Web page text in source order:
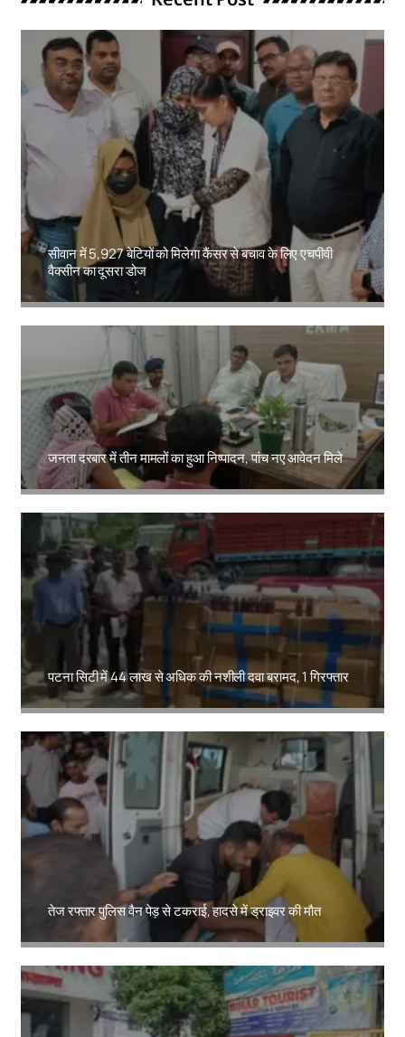
सीवान में 5,927 बेटियों को मिलेगा कैंसर से बचाव के लिए एचपीवी
वैक्सीन का दूसरा डोज
Amit Lekh
जनता दरबार में तीन मामलों का हुआ निष्पादन, पांच नए आवेदन मिले
Amit Lekh
पटना सिटी में 44 लाख से अधिक की नशीली दवा बरामद, 1 गिरफ्तार
Amit Lekh
तेज रफ्तार पुलिस वैन पेड़ से टकराई, हादसे में ड्राइवर की मौत